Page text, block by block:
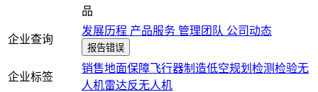
品
企业查询
发展历程 产品服务 管理团队 公司动态
报告错误
企业标签
销售地面保障飞行器制造低空规划 检测检验无
人机雷达反无人机